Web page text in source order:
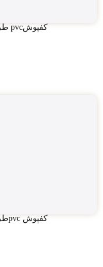
کفپوشpvc طرح سنگ کد ۵۰۱۵
کفپوش pvcطرح سنگ کد۵۰۳۶